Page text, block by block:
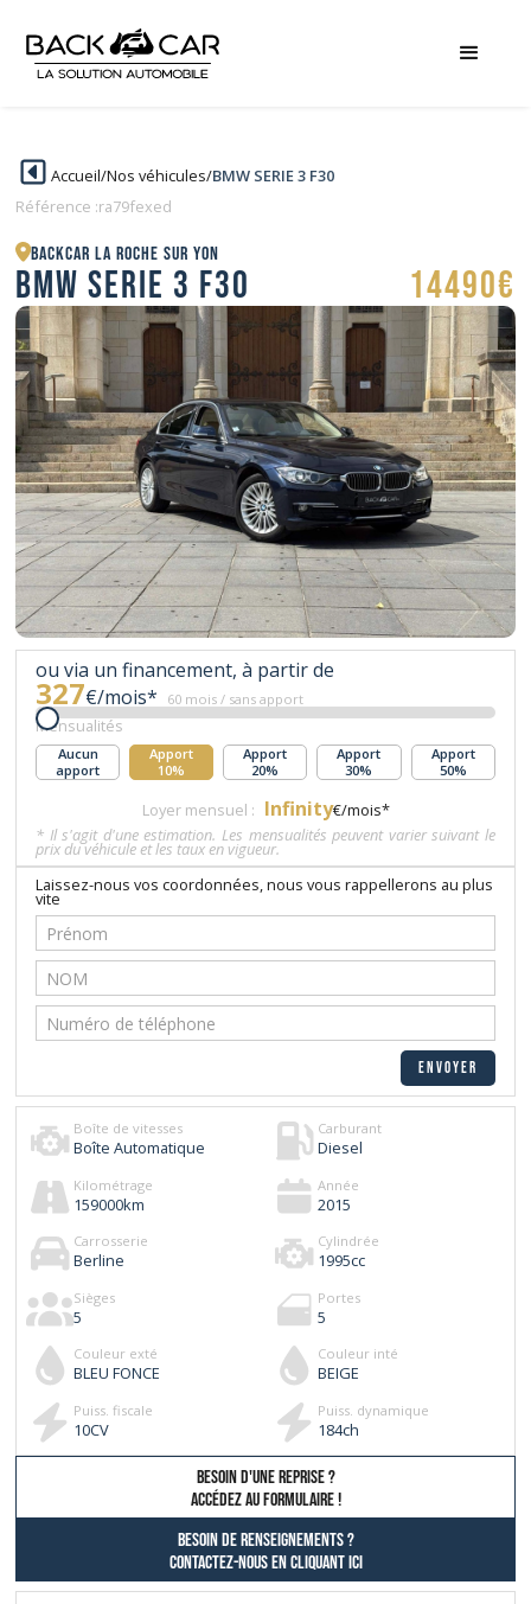
Accueil/Nos véhicules/BMW SERIE 3 F30
Référence :ra79fexed
BACKCAR La Roche sur Yon
BMW SERIE 3 F30 14490€
ou via un financement, à partir de
327€/mois* 60 mois / sans apport
Mensualités
Aucun
apport
Apport
10%
Apport
20%
Apport
30%
Apport
50%
Loyer mensuel : Infinity€/mois*
* Il s'agit d'une estimation. Les mensualités peuvent varier suivant le
prix du véhicule et les taux en vigueur.
Laissez-nous vos coordonnées, nous vous rappellerons au plus
vite
Boîte de vitesses
Boîte Automatique
Carburant
Diesel
Kilométrage
159000km
Année
2015
Carrosserie
Berline
Cylindrée
1995cc
Sièges
5
Portes
5
Couleur exté
BLEU FONCE
Couleur inté
BEIGE
Puiss. fiscale
10CV
Puiss. dynamique
184ch
besoin d'une reprise ?
AccÉdez au formulaire !
Besoin de renseignements ?
contactez-nous en cliquant ici